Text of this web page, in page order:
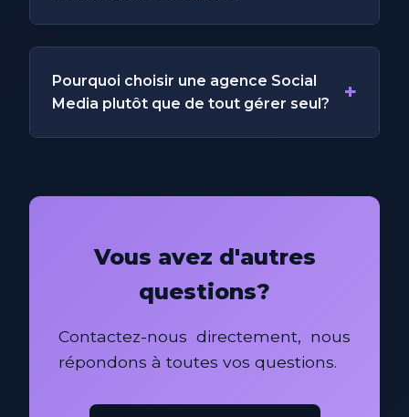
Pourquoi choisir une agence Social
Media plutôt que de tout gérer seul?
+
Vous avez d'autres
questions?
Contactez-nous directement, nous
répondons à toutes vos questions.